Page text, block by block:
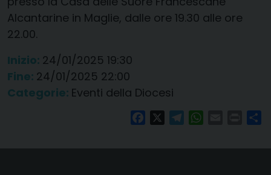
Alcantarine in Maglie, dalle ore 19.30 alle ore
22.00.
Inizio: 24/01/2025 19:30
Fine: 24/01/2025 22:00
Categorie: Eventi della Diocesi
FacebookTelegramWhatsAppPrint